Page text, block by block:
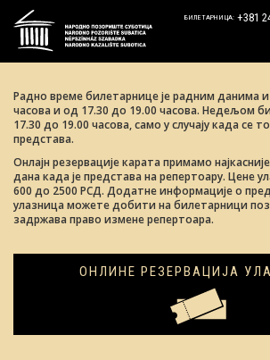
БИЛЕТАРНИЦА: +381
Радно време билетарнице је радним данима
часова и од 17.30 до 19.00 часова. Недељом
17.30 до 19.00 часова, само у случају када се
представа.
Oнлајн резервације карата примамо
дана када је представа на репертоару. Цене
600 до 2500 РСД. Додатне информације о
улазница можете добити на билетарници
задржава право измене репертоара.
ОНЛИНЕ РЕЗЕРВАЦИЈА